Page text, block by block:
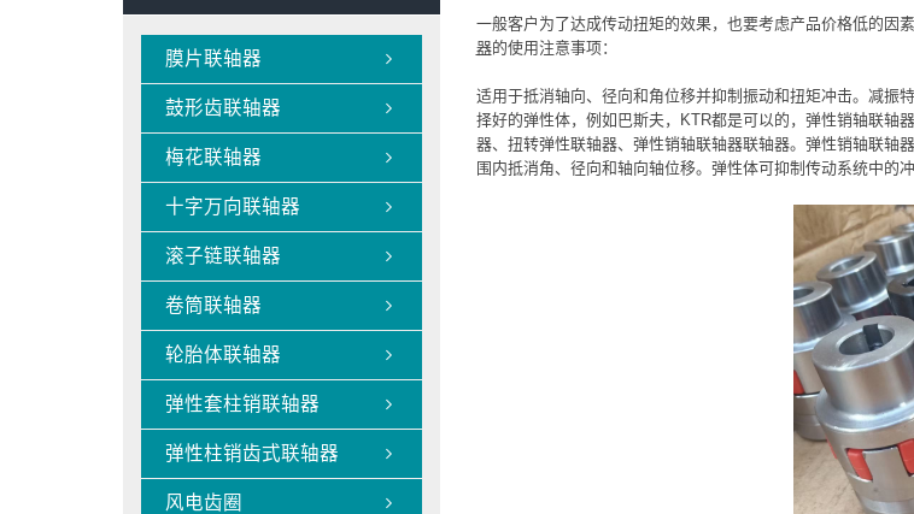
一般客户为了达成传动扭矩的效果，也要考虑产品价格低的因
器的使用注意事项：
适用于抵消轴向、径向和角位移并抑制振动和扭矩冲击。减振
择好的弹性体，例如巴斯夫，KTR都是可以的，弹性销轴联轴
器、扭转弹性联轴器、弹性销轴联轴器联轴器。弹性销轴联轴
围内抵消角、径向和轴向轴位移。弹性体可抑制传动系统中的冲

膜片联轴器

鼓形齿联轴器

梅花联轴器

十字万向联轴器

滚子链联轴器

卷筒联轴器

轮胎体联轴器

弹性套柱销联轴器

弹性柱销齿式联轴器

风电齿圈